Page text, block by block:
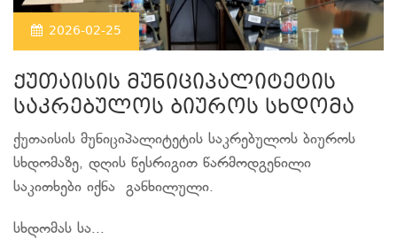
2026-02-25
ქუთაისის მუნიციპალიტეტის
საკრებულოს ბიუროს სხდომა
ქუთაისის მუნიციპალიტეტის საკრებულოს ბიუროს
სხდომაზე, დღის წესრიგით წარმოდგენილი
საკითხები იქნა განხილული.
სხდომას სა...